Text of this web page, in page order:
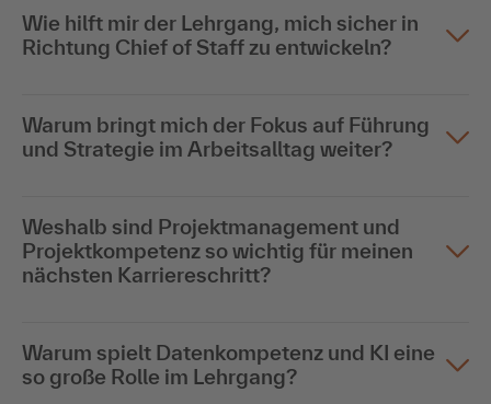
Wie hilft mir der Lehrgang, mich sicher in
Richtung Chief of Staff zu entwickeln?
Warum bringt mich der Fokus auf Führung
und Strategie im Arbeitsalltag weiter?
Weshalb sind Projektmanagement und
Projektkompetenz so wichtig für meinen
nächsten Karriereschritt?
Warum spielt Datenkompetenz und KI eine
so große Rolle im Lehrgang?